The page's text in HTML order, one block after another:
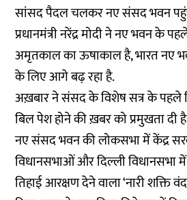
सांसद पैदल चलकर नए संसद भवन
प्रधानमंत्री नरेंद्र मोदी ने नए भवन के
अमृतकाल का ऊषाकाल है, भारत नए
के लिए आगे बढ़ रहा है.
अख़बार ने संसद के विशेष सत्र के पहले
बिल पेश होने की ख़बर को प्रमुखता दी
नए संसद भवन की लोकसभा में केंद्र
विधानसभाओं और दिल्ली विधानसभा
तिहाई आरक्षण देने वाला ‘नारी शक्ति